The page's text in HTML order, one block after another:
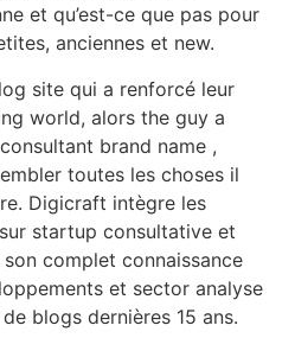
et qu’est-ce que pas pour
anciennes et new.
site qui a renforcé leur
world, alors the guy a
brand name ,
toutes les choses il
Digicraft intègre les
startup consultative et
complet connaissance
et sector analyse
blogs dernières 15 ans.